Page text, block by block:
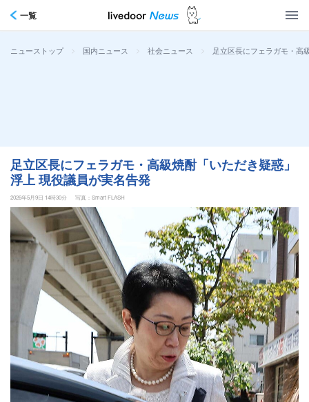
一覧
ニューストップ > 国内ニュース > 社会ニュース > 足立区長にフェラガモ・高
足立区長にフェラガモ・高級焼酎「いただき疑惑」
浮上 現役議員が実名告発
2026年5月9日 14時30分 写真：Smart FLASH